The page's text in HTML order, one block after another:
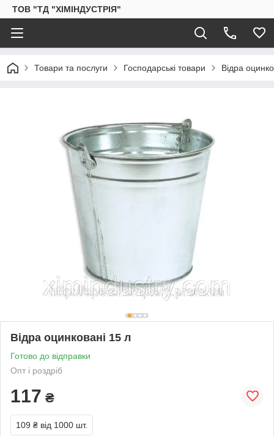
ТОВ "ТД "ХІМІНДУСТРІЯ"
Товари та послуги Господарські товари Відра
Відра оцинковані 15 л
Готово до відправки
Опт і роздріб
117 ₴
109 ₴ від 1000 шт.